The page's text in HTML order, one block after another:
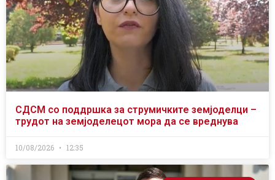
СДСМ со поддршка за струмичките земјоделци –
трудот на земјоделецот мора да се вреднува
10/08/2026 12:35